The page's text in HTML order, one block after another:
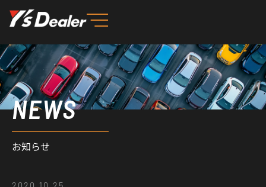
を
ス
キ
ッ
プ NEWS
お知らせ